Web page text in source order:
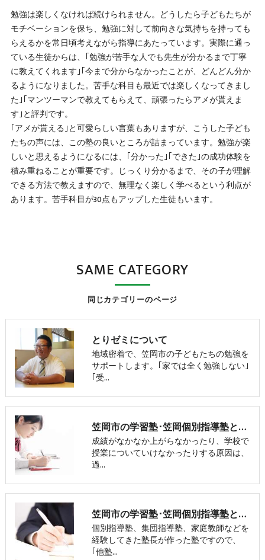
勉強は楽しくなければ続けられません。どうしたら子どもたちが
モチベーションを保ち、勉強に対して前向きな気持ちを持っても
らえるかを常日頃考えながら指導にあたっています。実際に通っ
ている生徒からは、｢勉強が苦手な人でも先生が分かるまで丁寧
に教えてくれます｣｢今まで分からなかったことが、どんどん分か
るようになりました。苦手な科目も最近では楽しくなってきまし
た｣｢マンツーマンで教えてもらえて、頑張ったらアメが貰えま
す｣と評判です。
｢アメが貰える｣と可愛らしい言葉もありますが、こうした子ども
たちの声には、この塾の良いところが詰まっています。勉強が楽
しいと思えるようになるには、｢分かった｣｢できた｣の成功体験を
積み重ねることが重要です。じっくり分かるまで、その子が理解
できる方法で教えますので、無理なく楽しく学べるという利点が
あります。苦手科目が30点もアップした生徒もいます。
同じカテゴリーのページ
SAME CATEGORY
とりゼミについて
地域密着で、笠岡市の子どもたちの勉強を
サポートします。｢家では全く勉強しない｣
｢受…
笠岡市の学習塾･笠岡個別指導塾とりゼミの口コミ情報
成績がなかなか上がらなかったり、学校で
授業についていけなかったりする原因は、
過…
笠岡市の学習塾･笠岡個別指導塾とりゼミのお客様の声
個別指導塾、集団指導塾、家庭教師などを
経験してきた塾長が作った塾ですので、
｢他塾…